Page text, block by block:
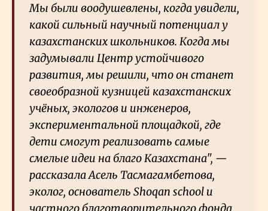
Мы были воодушевлены, когда увидели,
какой сильный научный потенциал у
казахстанских школьников. Когда мы
задумывали Центр устойчивого
развития, мы решили, что он станет
своеобразной кузницей казахстанских
учёных, экологов и инженеров,
экспериментальной площадкой, где
дети смогут реализовать самые
смелые идеи на благо Казахстана", —
рассказала Асель Тасмагамбетова,
эколог, основатель Shoqan school и
частного благотворительного фонда